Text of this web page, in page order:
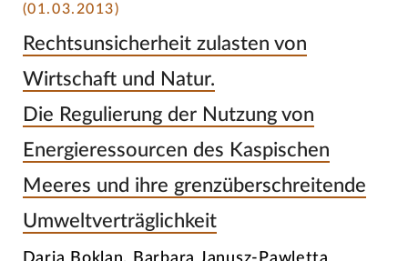
(01.03.2013)
Rechtsunsicherheit zulasten von
Wirtschaft und Natur.
Die Regulierung der Nutzung von
Energieressourcen des Kaspischen
Meeres und ihre grenzüberschreitende
Umweltverträglichkeit